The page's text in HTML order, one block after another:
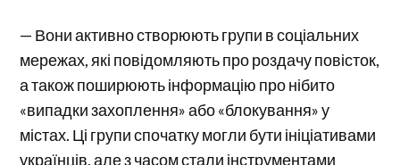
— Вони активно створюють групи в соціальних
мережах, які повідомляють про роздачу повісток,
а також поширюють інформацію про нібито
«випадки захоплення» або «блокування» у
містах. Ці групи спочатку могли бути ініціативами
українців, але з часом стали інструментами